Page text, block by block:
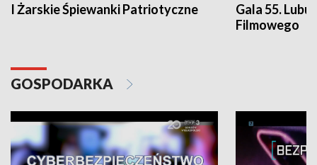
I Żarskie Śpiewanki Patriotyczne
Gala 55.
Filmowego
GOSPODARKA